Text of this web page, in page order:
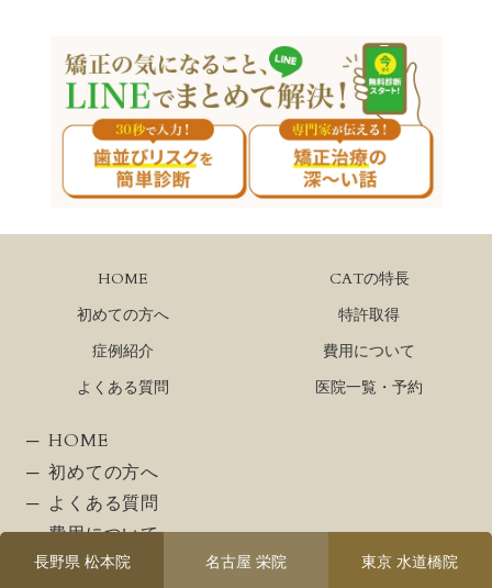
HOME
CATの特長
初めての方へ
特許取得
症例紹介
費用について
よくある質問
医院一覧・予約
HOME
初めての方へ
よくある質問
費用について
お知らせ
長野県 松本院 名古屋 栄院 東京 水道橋院